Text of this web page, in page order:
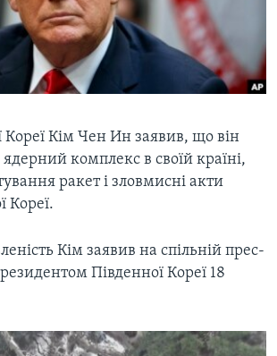
УКРАЇНЦІВ
Кореї Кім Чен Ин заявив, що він
комплекс в своїй країні,
ракет і зловмисні акти
Кореї.
Кім заявив на спільній прес-
Південної Кореї 18